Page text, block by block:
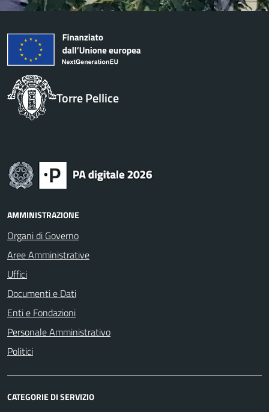
Torre Pellice
AMMINISTRAZIONE
Organi di Governo
Aree Amministrative
Uffici
Documenti e Dati
Enti e Fondazioni
Personale Amministrativo
Politici
CATEGORIE DI SERVIZIO